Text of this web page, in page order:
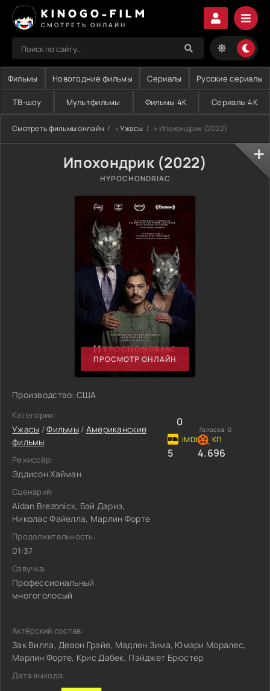
KINOGO-FILM
СМОТРЕТЬ ОНЛАЙН
Фильмы Новогодние фильмы Сериалы Русские сериалы
ТВ-шоу Мультфильмы Фильмы 4K Сериалы 4K
Смотреть фильмы онлайн »Ужасы » Ипохондрик (2022)
Ипохондрик (2022)
HYPOCHONDRIAC
ПРОСМОТР ОНЛАЙН
Производство: США
Категории:
Ужасы /Фильмы/ Американские
фильмы
Режиссёр:
Эддисон Хайман
Сценарий:
Aidan Brezonick, Бэй Дариз,
Николас Файелла, Марлин Форте
Продолжительность:
01:37
Озвучка:
Профессиональный
многоголосый
0
Голосов: 0
5 4.696
Актёрский состав:
Зак Вилла, Девон Грайе, Мадлен Зима, Юмари Моралес,
Марлин Форте, Крис Дабек, Пэйджет Брюстер
Дата выхода: